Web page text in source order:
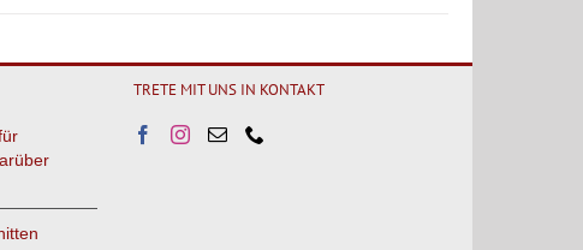
TRETE MIT UNS IN KONTAKT